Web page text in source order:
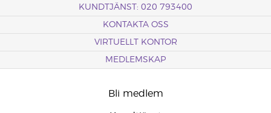
KUNDTJÄNST: 020 793400
KONTAKTA OSS
VIRTUELLT KONTOR
MEDLEMSKAP
Bli medlem